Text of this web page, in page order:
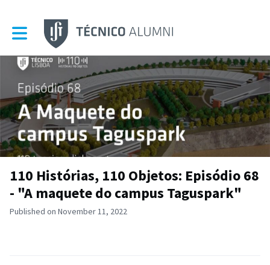
Toggle main navigation
110 Histórias, 110 Objetos: Episódio 68
- "A maquete do campus Taguspark"
Published on November 11, 2022